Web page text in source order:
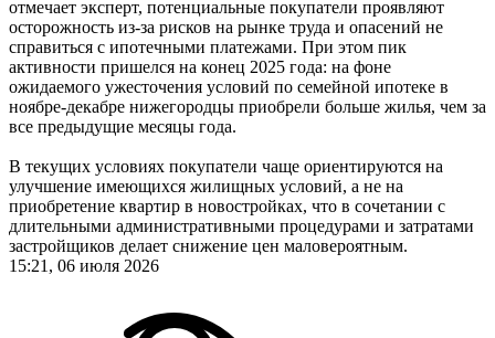
отмечает эксперт, потенциальные покупатели проявляют
осторожность из-за рисков на рынке труда и опасений не
справиться с ипотечными платежами. При этом пик
активности пришелся на конец 2025 года: на фоне
ожидаемого ужесточения условий по семейной ипотеке в
ноябре-декабре нижегородцы приобрели больше жилья, чем за
все предыдущие месяцы года.
В текущих условиях покупатели чаще ориентируются на
улучшение имеющихся жилищных условий, а не на
приобретение квартир в новостройках, что в сочетании с
длительными административными процедурами и затратами
застройщиков делает снижение цен маловероятным.
15:21, 06 июля 2026